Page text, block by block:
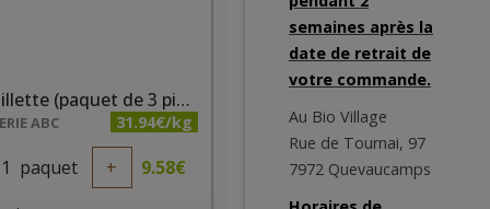
Andouillette (paquet de 3 pièces)
ABC 31.94€/kg
1 paquet + 9.58€
semaines après la
date de retrait de
votre commande.
Au Bio Village
Rue de Tournai, 97
7972 Quevaucamps